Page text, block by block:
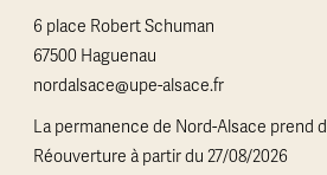
6 place Robert Schuman
67500 Haguenau
nordalsace@upe-alsace.fr
La permanence de Nord-Alsace prend
Réouverture à partir du 27/08/2026